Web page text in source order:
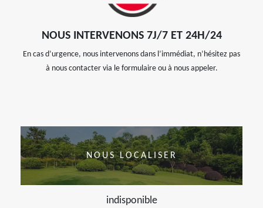
NOUS INTERVENONS 7J/7 ET 24H/24
En cas d’urgence, nous intervenons dans l’immédiat, n’hésitez pas
à nous contacter via le formulaire ou à nous appeler.
NOUS LOCALISER
indisponible